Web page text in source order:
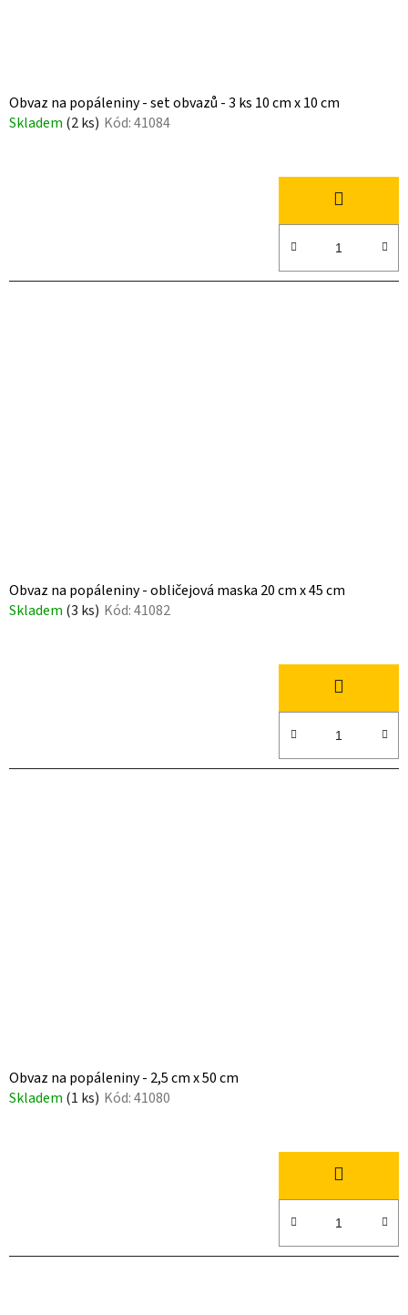
Obvaz na popáleniny - set obvazů - 3 ks 10 cm x 10 cm
Skladem (2 ks) Kód:41084
Obvaz na popáleniny - obličejová maska 20 cm x 45 cm
Skladem (3 ks) Kód:41082
Obvaz na popáleniny - 2,5 cm x 50 cm
Skladem (1 ks) Kód:41080